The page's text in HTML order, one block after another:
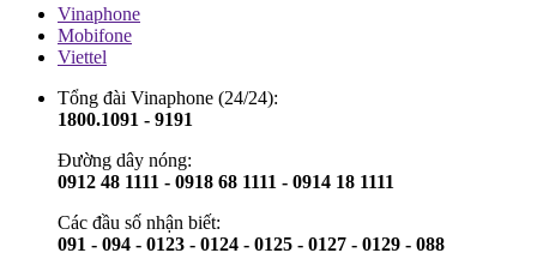
Vinaphone
Mobifone
Viettel
Tổng đài Vinaphone (24/24):
1800.1091 - 9191
Đường dây nóng:
0912 48 1111 - 0918 68 1111 - 0914 18 1111
Các đầu số nhận biết:
091 - 094 - 0123 - 0124 - 0125 - 0127 - 0129 - 088